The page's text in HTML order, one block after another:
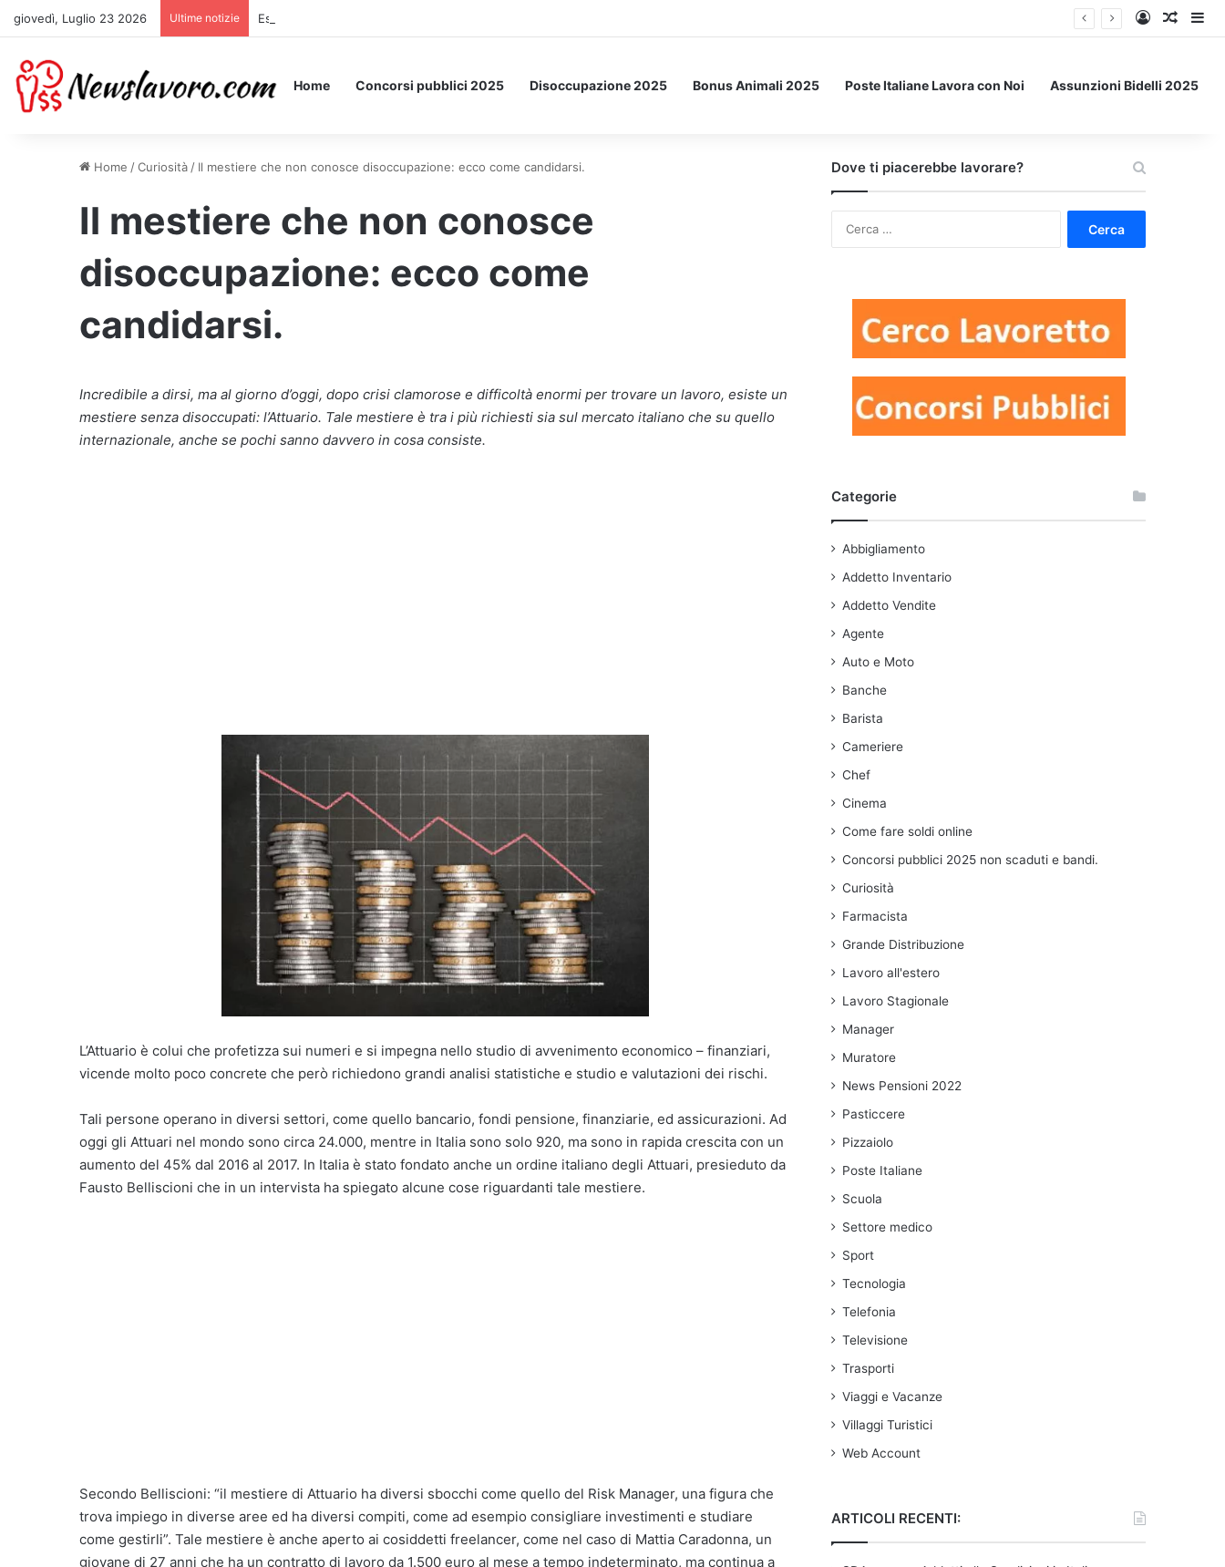
giovedì, Luglio 23 2026 Ultime notizie Essere Pagati per Stare a Letto: ecco l’esperimento spaziale. Accedi
Un
Home Concorsi pubblici 2025 Disoccupazione 2025 Bonus Animali 2025 Poste Italiane Lavora con Noi Assunzioni Bidelli 2025
Home /Curiosità / Il mestiere che non conosce disoccupazione: ecco come candidarsi.
Il mestiere che non conosce
disoccupazione: ecco come
candidarsi.
Incredibile a dirsi, ma al giorno d’oggi, dopo crisi clamorose e difficoltà enormi per trovare un lavoro, esiste un
mestiere senza disoccupati: l’Attuario. Tale mestiere è tra i più richiesti sia sul mercato italiano che su quello
internazionale, anche se pochi sanno davvero in cosa consiste.
L’Attuario è colui che profetizza sui numeri e si impegna nello studio di avvenimento economico – finanziari,
vicende molto poco concrete che però richiedono grandi analisi statistiche e studio e valutazioni dei rischi.
Tali persone operano in diversi settori, come quello bancario, fondi pensione, finanziarie, ed assicurazioni. Ad
oggi gli Attuari nel mondo sono circa 24.000, mentre in Italia sono solo 920, ma sono in rapida crescita con un
aumento del 45% dal 2016 al 2017. In Italia è stato fondato anche un ordine italiano degli Attuari, presieduto da
Fausto Belliscioni che in un intervista ha spiegato alcune cose riguardanti tale mestiere.
Secondo Belliscioni: “il mestiere di Attuario ha diversi sbocchi come quello del Risk Manager, una figura che
trova impiego in diverse aree ed ha diversi compiti, come ad esempio consigliare investimenti e studiare
come gestirli”. Tale mestiere è anche aperto ai cosiddetti freelancer, come nel caso di Mattia Caradonna, un
giovane di 27 anni che ha un contratto di lavoro da 1.500 euro al mese a tempo indeterminato, ma continua a
Dove ti piacerebbe lavorare?
Categorie
Abbigliamento
Addetto Inventario
Addetto Vendite
Agente
Auto e Moto
Banche
Barista
Cameriere
Chef
Cinema
Come fare soldi online
Concorsi pubblici 2025 non scaduti e bandi.
Curiosità
Farmacista
Grande Distribuzione
Lavoro all'estero
Lavoro Stagionale
Manager
Muratore
News Pensioni 2022
Pasticcere
Pizzaiolo
Poste Italiane
Scuola
Settore medico
Sport
Tecnologia
Telefonia
Televisione
Trasporti
Viaggi e Vacanze
Villaggi Turistici
Web Account
ARTICOLI RECENTI: